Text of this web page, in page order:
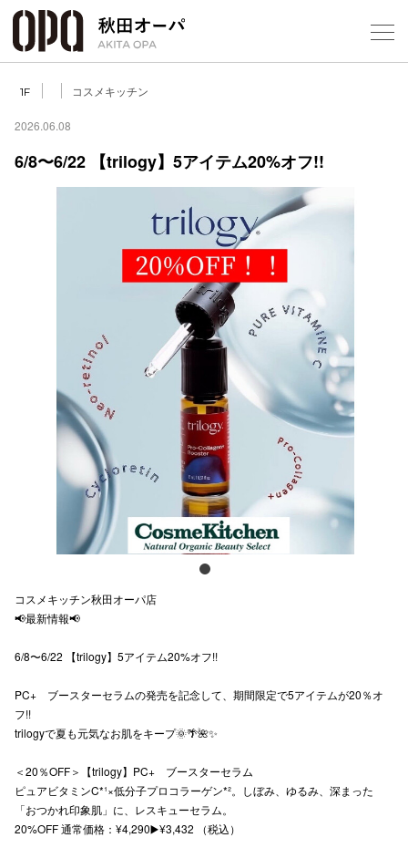
1F コスメキッチン
2026.06.08
6/8〜6/22 【trilogy】5アイテム20%オフ!!
コスメキッチン秋田オーパ店
📢最新情報📢
6/8〜6/22 【trilogy】5アイテム20%オフ!!
PC+ ブースターセラムの発売を記念して、期間限定で5アイテムが20％オ
フ!!
trilogyで夏も元気なお肌をキープ🌞🌴🌺✨
＜20％OFF＞【trilogy】PC+ ブースターセラム
ピュアビタミンC*¹×低分子プロコラーゲン*²。しぼみ、ゆるみ、深まった
「おつかれ印象肌」に、レスキューセラム。
20%OFF 通常価格：¥4,290▶️¥3,432 （税込）
公式SNS
利用規約